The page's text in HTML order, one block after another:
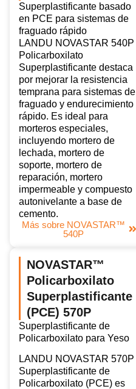
Superplastificante basado
en PCE para sistemas de
fraguado rápido
LANDU NOVASTAR 540P
Policarboxilato
Superplastificante destaca
por mejorar la resistencia
temprana para sistemas de
fraguado y endurecimiento
rápido. Es ideal para
morteros especiales,
incluyendo mortero de
lechada, mortero de
soporte, mortero de
reparación, mortero
impermeable y compuesto
autonivelante a base de
cemento.
Más sobre NOVASTAR™
540P
NOVASTAR™
Policarboxilato
Superplastificante
(PCE) 570P
Superplastificante de
Policarboxilato para Yeso
LANDU NOVASTAR 570P
Superplastificante de
Policarboxilato (PCE) es